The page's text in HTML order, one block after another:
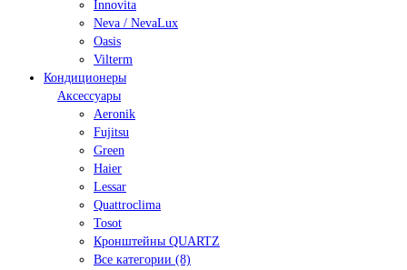
Innovita
Neva / NevaLux
Oasis
Vilterm
Кондиционеры
Аксессуары
Aeronik
Fujitsu
Green
Haier
Lessar
Quattroclima
Tosot
Кронштейны QUARTZ
Все категории (8)